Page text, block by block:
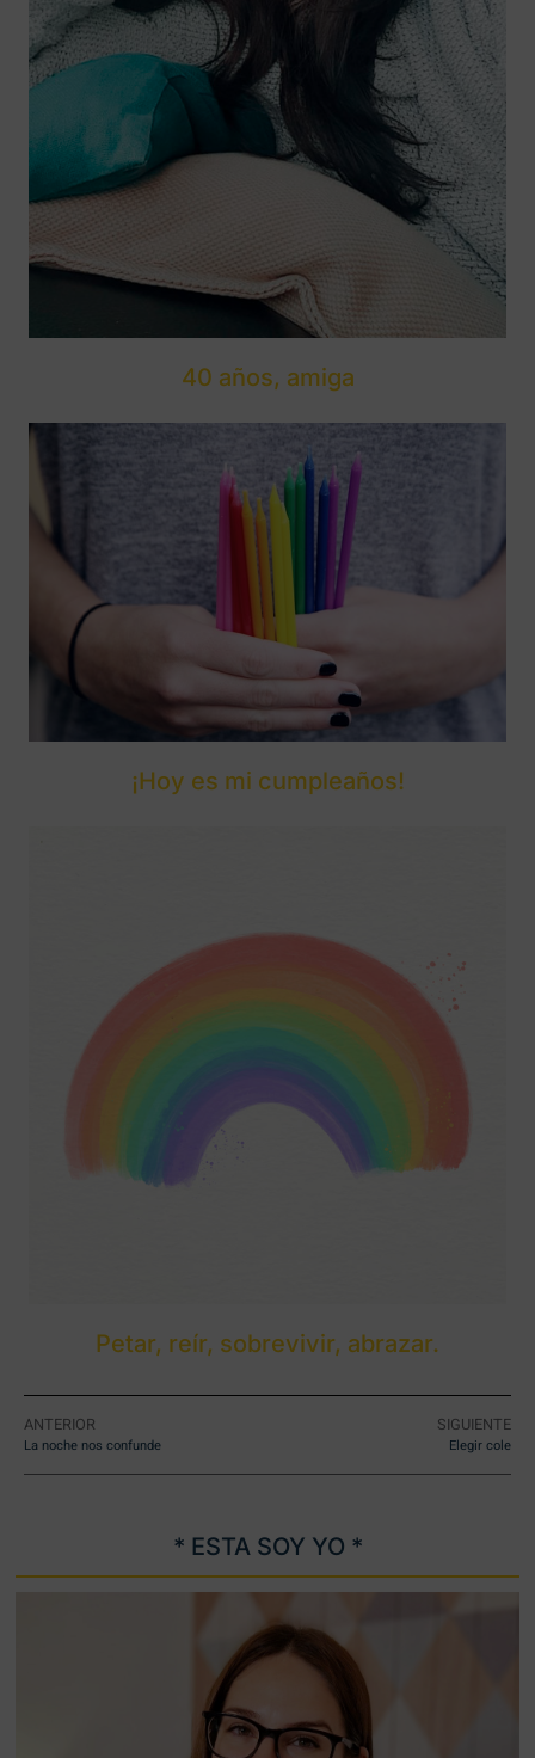
40 años, amiga
¡Hoy es mi cumpleaños!
Petar, reír, sobrevivir, abrazar.
ANTERIOR
La noche nos confunde
SIGUIENTE
Elegir cole
* ESTA SOY YO *